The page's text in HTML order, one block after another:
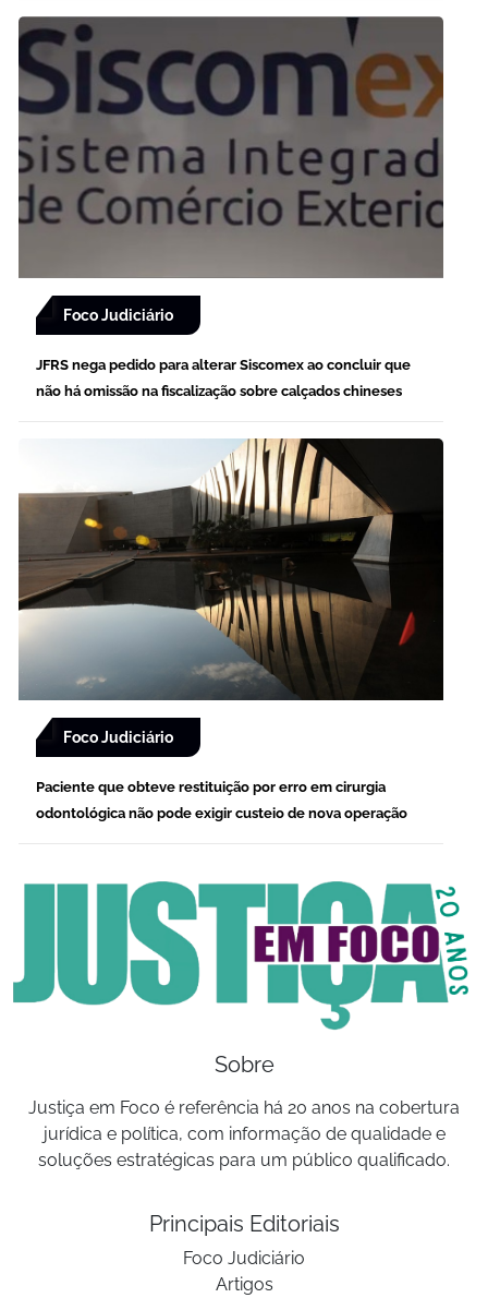
Foco Judiciário
JFRS nega pedido para alterar Siscomex ao concluir que
não há omissão na fiscalização sobre calçados chineses
Foco Judiciário
Paciente que obteve restituição por erro em cirurgia
odontológica não pode exigir custeio de nova operação
Sobre
Justiça em Foco é referência há 20 anos na cobertura
jurídica e política, com informação de qualidade e
soluções estratégicas para um público qualificado.
Principais Editoriais
Foco Judiciário
Artigos